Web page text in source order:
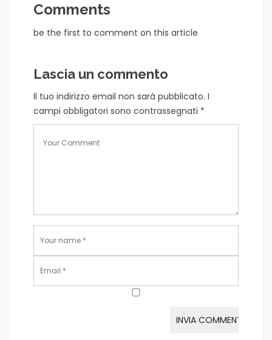
Comments
be the first to comment on this article
Lascia un commento
Il tuo indirizzo email non sarà pubblicato. I
campi obbligatori sono contrassegnati *